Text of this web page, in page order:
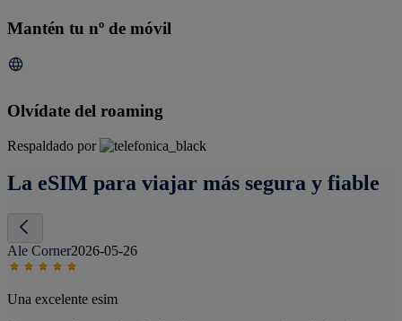
Mantén tu nº de móvil
Olvídate del roaming
Respaldado por
La eSIM para viajar más segura y fiable
Ale Corner2026-05-26
Una excelente esim